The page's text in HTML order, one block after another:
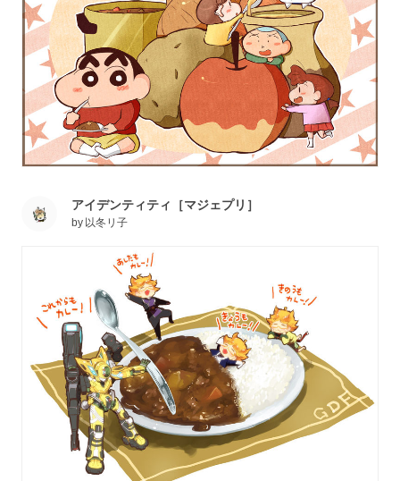
アイデンティティ［マジェプリ］
by 以冬リ子